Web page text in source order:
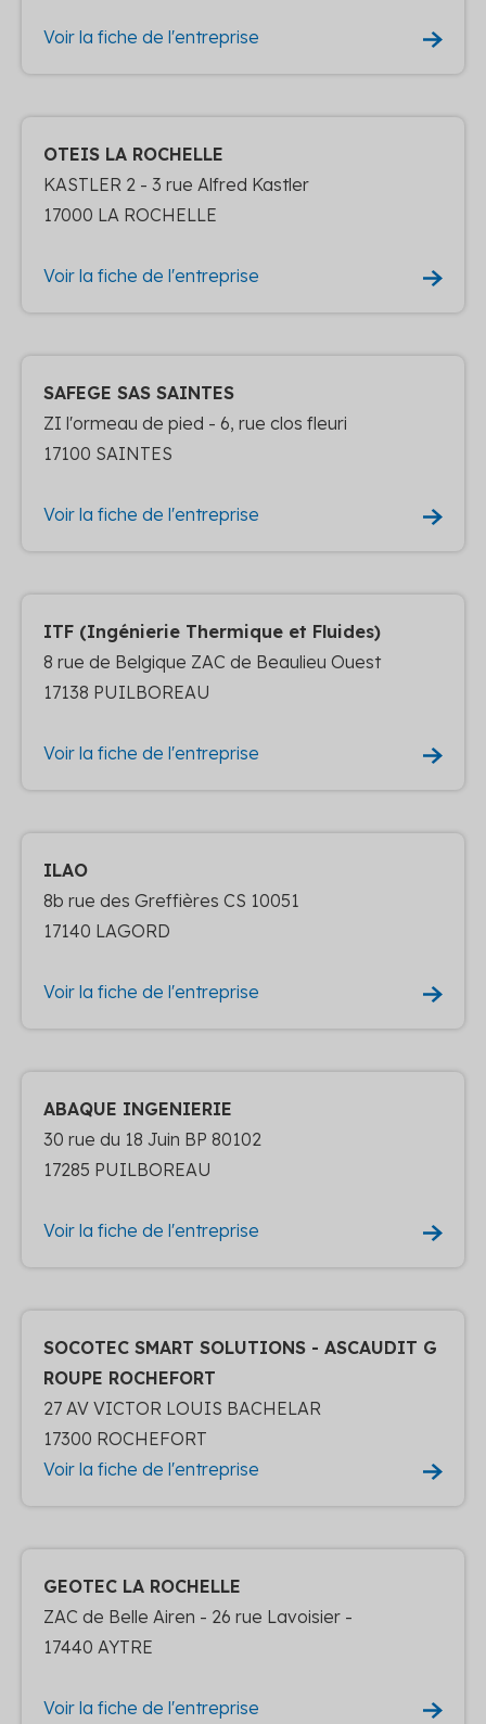
Voir la fiche de l'entreprise
OTEIS LA ROCHELLE
KASTLER 2 - 3 rue Alfred Kastler
17000 LA ROCHELLE
Voir la fiche de l'entreprise
SAFEGE SAS SAINTES
ZI l'ormeau de pied - 6, rue clos fleuri
17100 SAINTES
Voir la fiche de l'entreprise
ITF (Ingénierie Thermique et Fluides)
8 rue de Belgique ZAC de Beaulieu Ouest
17138 PUILBOREAU
Voir la fiche de l'entreprise
ILAO
8b rue des Greffières CS 10051
17140 LAGORD
Voir la fiche de l'entreprise
ABAQUE INGENIERIE
30 rue du 18 Juin BP 80102
17285 PUILBOREAU
Voir la fiche de l'entreprise
SOCOTEC SMART SOLUTIONS - ASCAUDIT G
ROUPE ROCHEFORT
27 AV VICTOR LOUIS BACHELAR
17300 ROCHEFORT
Voir la fiche de l'entreprise
GEOTEC LA ROCHELLE
ZAC de Belle Airen - 26 rue Lavoisier -
17440 AYTRE
Voir la fiche de l'entreprise